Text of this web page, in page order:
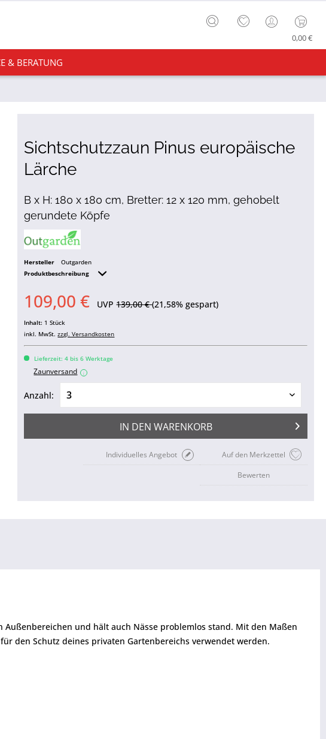
0,00 €
& BERATUNG
Sichtschutzzaun Pinus europäische
Lärche
B x H: 180 x 180 cm, Bretter: 12 x 120 mm, gehobelt
gerundete Köpfe
Hersteller
Outgarden
Produktbeschreibung
109,00 € UVP139,00 €(21,58% gespart)
Inhalt: 1 Stück
inkl. MwSt.zzgl. Versandkosten
Lieferzeit: 4 bis 6 Werktage
Zaunversand i
Anzahl:
IN DEN WARENKORB
Auf den Merkzettel
Individuelles Angebot
Bewerten
und hält auch Nässe problemlos stand. Mit den Maßen
den Schutz deines privaten Gartenbereichs verwendet werden.